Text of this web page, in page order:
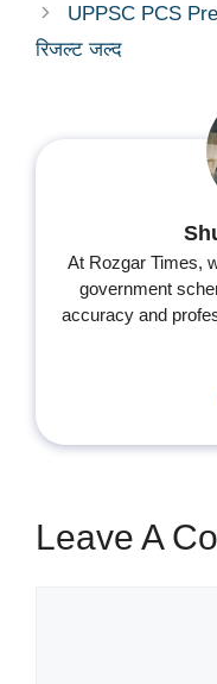
UPPSC PCS Pre
रिजल्ट जल्द
At Rozgar Times,
government
accuracy and
Leave A